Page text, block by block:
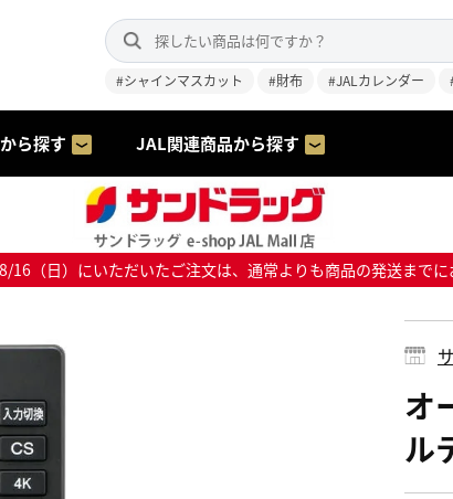
#シャインマスカット #財布 #JALカレンダー
ら探す JAL関連商品から探す
（日）にいただいたご注文は、通常よりも商品の発送まで
オ
ル